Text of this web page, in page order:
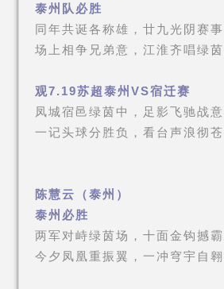
泰州队必胜
同年共诞各称雄，廿九光阴赛事
场上相争兄弟意，江淮齐唱绿茵
观7.19苏超泰州VS宿迁赛
凤城宿邑绿茵中，足影飞驰战意
一记头球分胜负，看台声浪彻苍
陈慧云（泰州）
泰州必胜
两军对峙绿茵场，十面金钩撼霸
今夕凤凰重振翼，一冲穹宇自翱